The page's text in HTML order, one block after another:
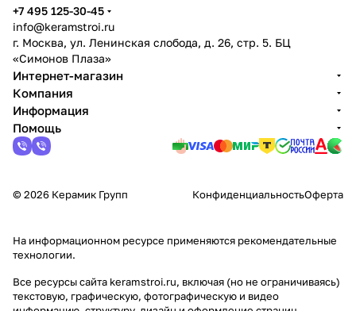
+7 495 125-30-45
info@keramstroi.ru
г. Москва, ул. Ленинская слобода, д. 26, стр. 5. БЦ
«Симонов Плаза»
Интернет-магазин
Компания
Информация
Помощь
© 2026 Керамик Групп КонфиденциальностьОферта
На информационном ресурсе применяются рекомендательные
технологии.
Все ресурсы сайта keramstroi.ru, включая (но не ограничиваясь)
текстовую, графическую, фотографическую и видео